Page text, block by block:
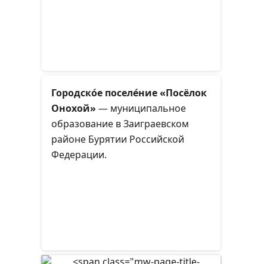
Городско́е поселе́ние «Посёлок
Онохой» — муниципальное
образование в Заиграевском
районе Бурятии Российской
Федерации.